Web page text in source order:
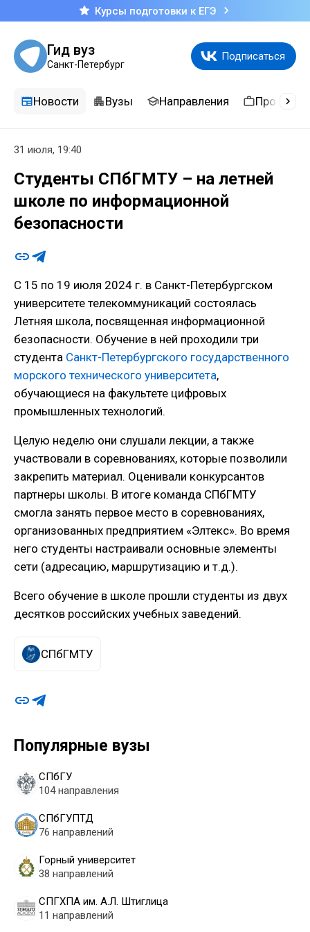
Курсы подготовки к ЕГЭ
Гид вуз
Санкт-Петербург
Подписаться
Новости Вузы Направления
Популярные вузы
СПбГУ
104 направления
СПбГУПТД
76 направлений
Горный университет
38 направлений
СПГХПА им. А.Л. Штиглица
11 направлений
31 июля, 19:40
Студенты СПбГМТУ – на летней
школе по информационной
безопасности
С 15 по 19 июля 2024 г. в Санкт-Петербургском
университете телекоммуникаций состоялась
Летняя школа, посвященная информационной
безопасности. Обучение в ней проходили три
студента Санкт-Петербургского государственного
морского технического университета,
обучающиеся на факультете цифровых
промышленных технологий.
Целую неделю они слушали лекции, а также
участвовали в соревнованиях, которые позволили
закрепить материал. Оценивали конкурсантов
партнеры школы. В итоге команда СПбГМТУ
смогла занять первое место в соревнованиях,
организованных предприятием «Элтекс». Во время
него студенты настраивали основные элементы
сети (адресацию, маршрутизацию и т.д.).
Всего обучение в школе прошли студенты из двух
десятков российских учебных заведений.
СПбГМТУ